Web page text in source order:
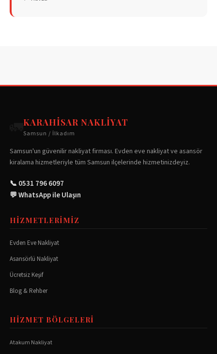
KARAHISAR NAKLIYAT
Samsun / İlkadım
Samsun'un güvenilir nakliyat firması. Evden eve nakliyat ve asansör
kiralama hizmetleriyle tüm Samsun ilçelerinde hizmetinizdeyiz.
📞 0531 796 6097
💬 WhatsApp ile Ulaşın
HIZMETLERIMIZ
Evden Eve Nakliyat
Asansörlü Nakliyat
Ücretsiz Keşif
Blog & Rehber
HIZMET BÖLGELERI
Atakum Nakliyat